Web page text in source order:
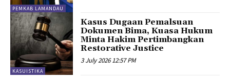
PEMKAB LAMANDAU
KASUISTIKA
Kasus Dugaan Pemalsuan
Dokumen Bima, Kuasa Hukum
Minta Hakim Pertimbangkan
Restorative Justice
3 July 2026 12:57 PM